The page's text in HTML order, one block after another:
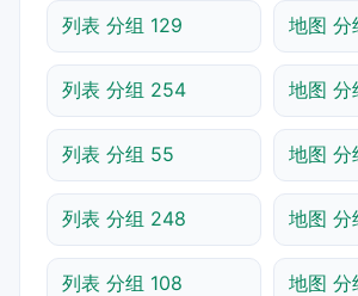
列表 分组 129 地图 分
列表 分组 254 地图
列表 分组 55 地图 分
列表 分组 248 地图
列表 分组 108 地图 分